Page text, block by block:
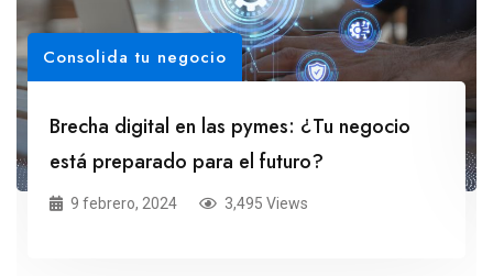
Consolida tu negocio
Brecha digital en las pymes: ¿Tu negocio
está preparado para el futuro?
9 febrero, 2024 3,495 Views